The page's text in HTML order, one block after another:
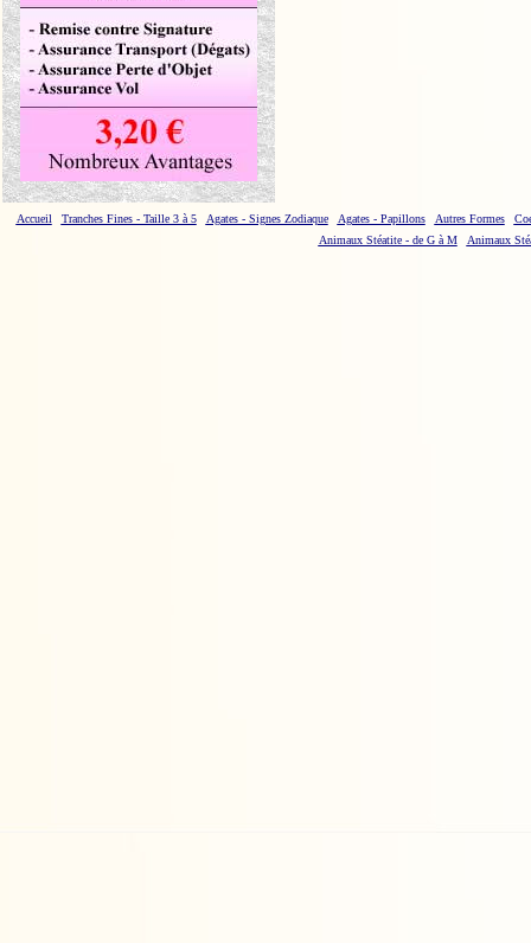
Accueil Tranches Fines - Taille 3 à 5 Agates - Signes Zodiaque Agates - Papillons Autres Formes
Animaux Stéatite - de G à M
Animaux